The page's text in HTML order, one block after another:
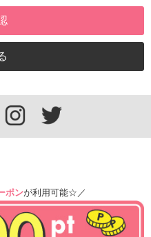
ポンが利用可能☆／